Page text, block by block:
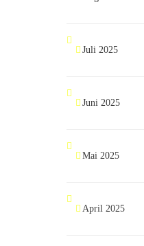
Juli 2025
Juni 2025
Mai 2025
April 2025